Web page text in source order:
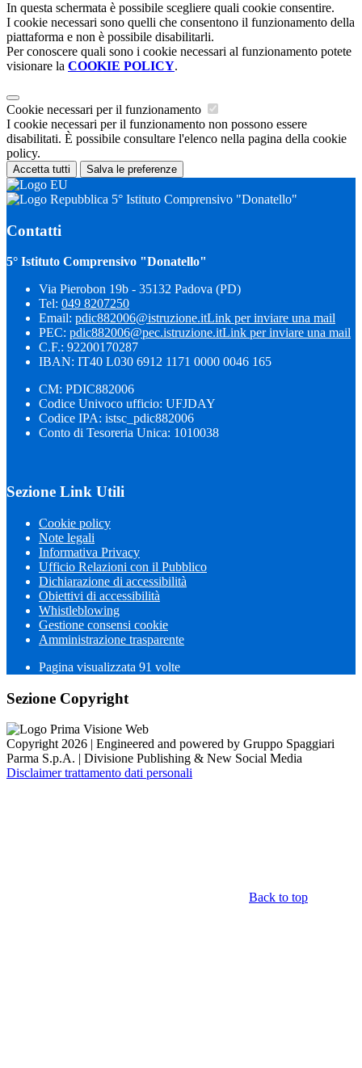
In questa schermata è possibile scegliere quali cookie consentire.
I cookie necessari sono quelli che consentono il funzionamento della
piattaforma e non è possibile disabilitarli.
Per conoscere quali sono i cookie necessari al funzionamento potete
visionare la COOKIE POLICY.
Cookie necessari per il funzionamento
I cookie necessari per il funzionamento non possono essere
disabilitati. È possibile consultare l'elenco nella pagina della cookie
policy.
Accetta tutti Salva le preferenze
5° Istituto Comprensivo "Donatello"
Contatti
5° Istituto Comprensivo "Donatello"
Via Pierobon 19b - 35132 Padova (PD)
Tel: 049 8207250
Email: pdic882006@istruzione.itLink per inviare una mail
PEC: pdic882006@pec.istruzione.itLink per inviare una mail
C.F.: 92200170287
IBAN: IT40 L030 6912 1171 0000 0046 165
CM: PDIC882006
Codice Univoco ufficio: UFJDAY
Codice IPA: istsc_pdic882006
Conto di Tesoreria Unica: 1010038
Sezione Link Utili
Cookie policy
Note legali
Informativa Privacy
Ufficio Relazioni con il Pubblico
Dichiarazione di accessibilità
Obiettivi di accessibilità
Whistleblowing
Gestione consensi cookie
Amministrazione trasparente
Pagina visualizzata 91 volte
Sezione Copyright
Copyright 2026 | Engineered and powered by Gruppo Spaggiari
Parma S.p.A. | Divisione Publishing & New Social Media
Disclaimer trattamento dati personali
Back to top